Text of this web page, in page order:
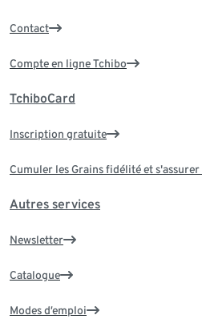
Contact
Compte en ligne Tchibo
TchiboCard
Inscription gratuite
Cumuler les Grains fidélité et s'assurer
Autres services
Newsletter
Catalogue
Modes d’emploi